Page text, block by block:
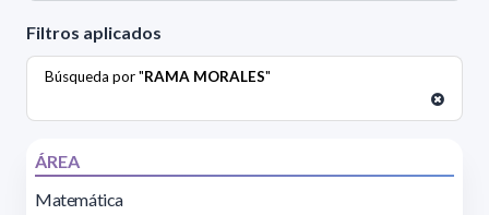
Filtros aplicados
Búsqueda por "RAMA MORALES"
ÁREA
Matemática